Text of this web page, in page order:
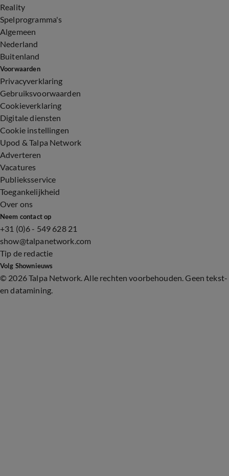
Reality
Spelprogramma's
Algemeen
Nederland
Buitenland
Voorwaarden
Privacyverklaring
Gebruiksvoorwaarden
Cookieverklaring
Digitale diensten
Cookie instellingen
Upod & Talpa Network
Adverteren
Vacatures
Publieksservice
Toegankelijkheid
Over ons
Neem contact op
+31 (0)6 - 549 628 21
show@talpanetwork.com
Tip de redactie
Volg Shownieuws
© 2026 Talpa Network. Alle rechten voorbehouden. Geen tekst-
en datamining.